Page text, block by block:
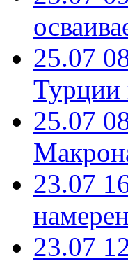
25.07
25.07
23.07
23.07